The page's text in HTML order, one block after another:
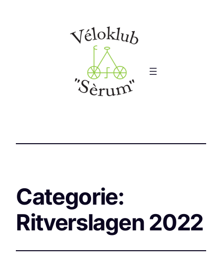
Categorie:
Ritverslagen 2022